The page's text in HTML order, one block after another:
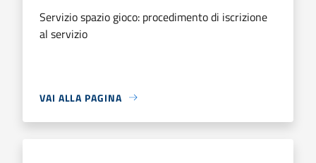
Servizio spazio gioco: procedimento di iscrizione
al servizio
VAI ALLA PAGINA